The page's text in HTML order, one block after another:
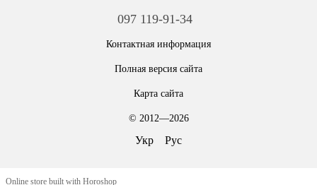
097 119-91-34
Контактная информация
Полная версия сайта
Карта сайта
© 2012—2026
Укр Рус
Online store built with Horoshop